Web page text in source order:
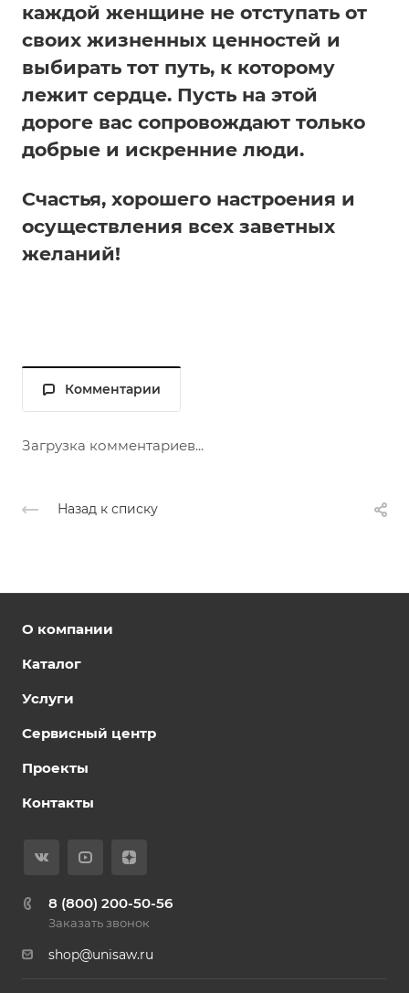
каждой женщине не отступать от
своих жизненных ценностей и
выбирать тот путь, к которому
лежит сердце. Пусть на этой
дороге вас сопровождают только
добрые и искренние люди.
Счастья, хорошего настроения и
осуществления всех заветных
желаний!
Комментарии
Загрузка комментариев...
Назад к списку
О компании
Каталог
Услуги
Сервисный центр
Проекты
Контакты
8 (800) 200-50-56
Заказать звонок
shop@unisaw.ru